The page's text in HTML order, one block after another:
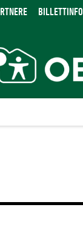
BILLETTINFO